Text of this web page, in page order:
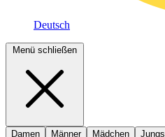
Deutsch
Menü schließen
Damen Männer Mädchen Jungs